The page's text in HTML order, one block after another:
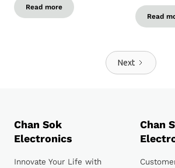
Read more
Read
Next
Chan Sok
Electronics
Innovate Your Life with
Chan